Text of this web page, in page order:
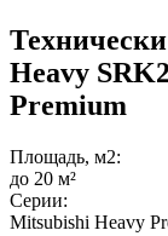
Heavy
Premium
Площадь, м2:
до 20 м²
Серии:
Mitsubishi Heavy